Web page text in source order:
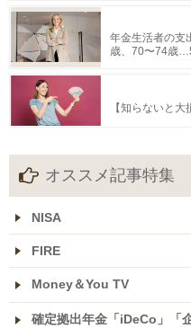
年金生活者の支
歳、70〜74歳
【知らないと
オススメ記事特集
NISA
FIRE
Money＆You TV
確定拠出年金「iDeCo」「